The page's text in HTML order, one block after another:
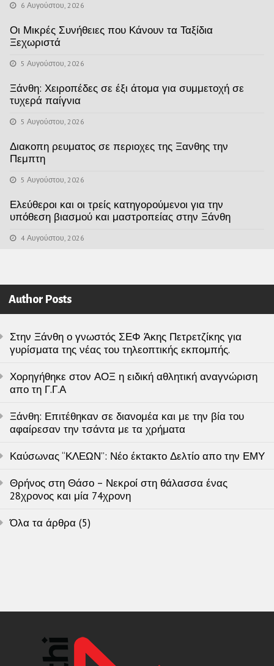
6 Αυγούστου, 2026
Οι Μικρές Συνήθειες που Κάνουν τα Ταξίδια
Ξεχωριστά
5 Αυγούστου, 2026
Ξάνθη: Χειροπέδες σε έξι άτομα για συμμετοχή σε
τυχερά παίγνια
5 Αυγούστου, 2026
Διακοπη ρευματος σε περιοχες της Ξανθης την
Πεμπτη
5 Αυγούστου, 2026
Ελεύθεροι και οι τρείς κατηγορούμενοι για την
υπόθεση βιασμού και μαστροπείας στην Ξάνθη
4 Αυγούστου, 2026
Author Posts
Στην Ξάνθη ο γνωστός ΣΕΦ Άκης Πετρετζίκης για
γυρίσματα της νέας του τηλεοπτικής εκπομπής.
Χορηγήθηκε στον ΑΟΞ η ειδική αθλητική αναγνώριση
απο τη Γ.Γ.Α
Ξάνθη: Επιτέθηκαν σε διανομέα και με την βία του
αφαίρεσαν την τσάντα με τα χρήματα
Καύσωνας “ΚΛΕΩΝ”: Νέο έκτακτο Δελτίο απο την ΕΜΥ
Θρήνος στη Θάσο – Νεκροί στη θάλασσα ένας
28χρονος και μία 74χρονη
Όλα τα άρθρα (5)